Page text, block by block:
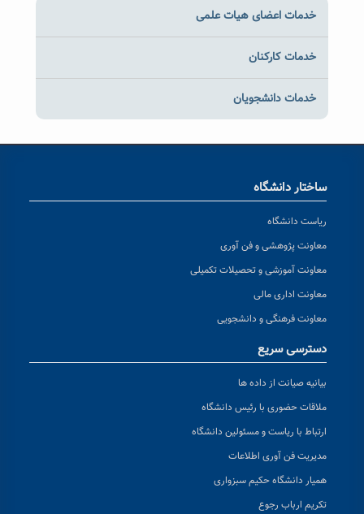
خدمات اعضای هیات علمی
خدمات کارکنان
خدمات دانشجویان
ساختار دانشگاه
ریاست دانشگاه
معاونت پژوهشی و فن آوری
معاونت آموزشی و تحصیلات تکمیلی
معاونت اداری مالی
معاونت فرهنگی و دانشجویی
دسترسی سریع
بیانیه صیانت از داده ها
ملاقات حضوری با رئیس دانشگاه
ارتباط با ریاست و مسئولین دانشگاه
مدیریت فن آوری اطلاعات
همیار دانشگاه حکیم سبزواری
تکریم ارباب رجوع